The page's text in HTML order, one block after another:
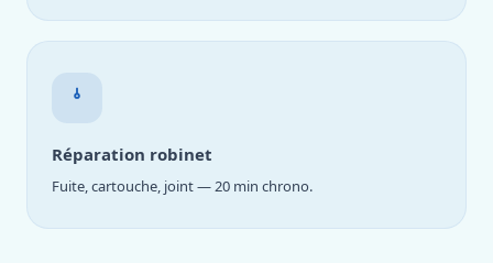
Réparation robinet
Fuite, cartouche, joint — 20 min chrono.